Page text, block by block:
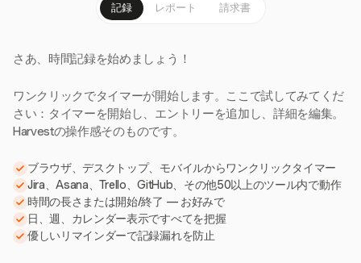
記録 レポート 請求書
さあ、時間記録を始めましょう！
ワンクリックでタイマーが開始します。ここで試してみてくだ
さい：タイマーを開始し、エントリーを追加し、詳細を編集。
Harvestの操作感そのものです。
ブラウザ、デスクトップ、モバイルからワンクリックタイマー
Jira、Asana、Trello、GitHub、その他50以上のツール内で動作
時間の長さまたは開始/終了 — お好みで
日、週、カレンダー表示ですべてを把握
優しいリマインダーで記録漏れを防止